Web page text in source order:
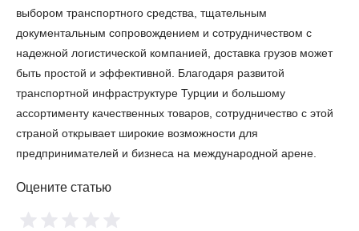
выбором транспортного средства, тщательным
документальным сопровождением и сотрудничеством с
надежной логистической компанией, доставка грузов может
быть простой и эффективной. Благодаря развитой
транспортной инфраструктуре Турции и большому
ассортименту качественных товаров, сотрудничество с этой
страной открывает широкие возможности для
предпринимателей и бизнеса на международной арене.
Оцените статью